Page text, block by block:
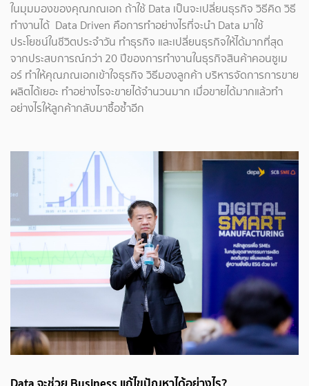
ในมุมมองของคุณภณเอก ถ้าใช้ Data เป็นจะเปลี่ยนธุรกิจ วิธีคิด วิธี
ทำงานได้ Data Driven คือการทำอย่างไรที่จะนำ Data มาใช้
ประโยชน์ในชีวิตประจำวัน ทำธุรกิจ และเปลี่ยนธุรกิจให้ได้มากที่สุด
จากประสบการณ์กว่า 20 ปีของการทำงานในธุรกิจสินค้าคอนซูเม
อร์ ทำให้คุณภณเอกเข้าใจธุรกิจ วิธีมองลูกค้า บริหารจัดการการขาย
ผลิตได้เยอะ ทำอย่างไรจะขายได้จำนวนมาก เมื่อขายได้มากแล้วทำ
อย่างไรให้ลูกค้ากลับมาซื้อซ้ำอีก